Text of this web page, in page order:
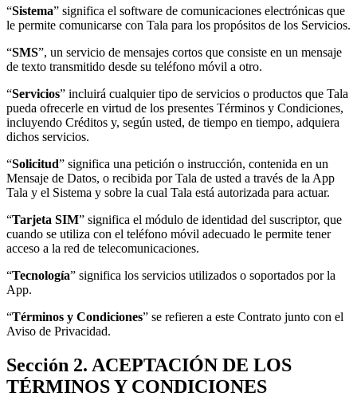
“Sistema” significa el software de comunicaciones electrónicas que
le permite comunicarse con Tala para los propósitos de los Servicios.
“SMS”, un servicio de mensajes cortos que consiste en un mensaje
de texto transmitido desde su teléfono móvil a otro.
“Servicios” incluirá cualquier tipo de servicios o productos que Tala
pueda ofrecerle en virtud de los presentes Términos y Condiciones,
incluyendo Créditos y, según usted, de tiempo en tiempo, adquiera
dichos servicios.
“Solicitud” significa una petición o instrucción, contenida en un
Mensaje de Datos, o recibida por Tala de usted a través de la App
Tala y el Sistema y sobre la cual Tala está autorizada para actuar.
“Tarjeta SIM” significa el módulo de identidad del suscriptor, que
cuando se utiliza con el teléfono móvil adecuado le permite tener
acceso a la red de telecomunicaciones.
“Tecnología” significa los servicios utilizados o soportados por la
App.
“Términos y Condiciones” se refieren a este Contrato junto con el
Aviso de Privacidad.
Sección 2. ACEPTACIÓN DE LOS
TÉRMINOS Y CONDICIONES